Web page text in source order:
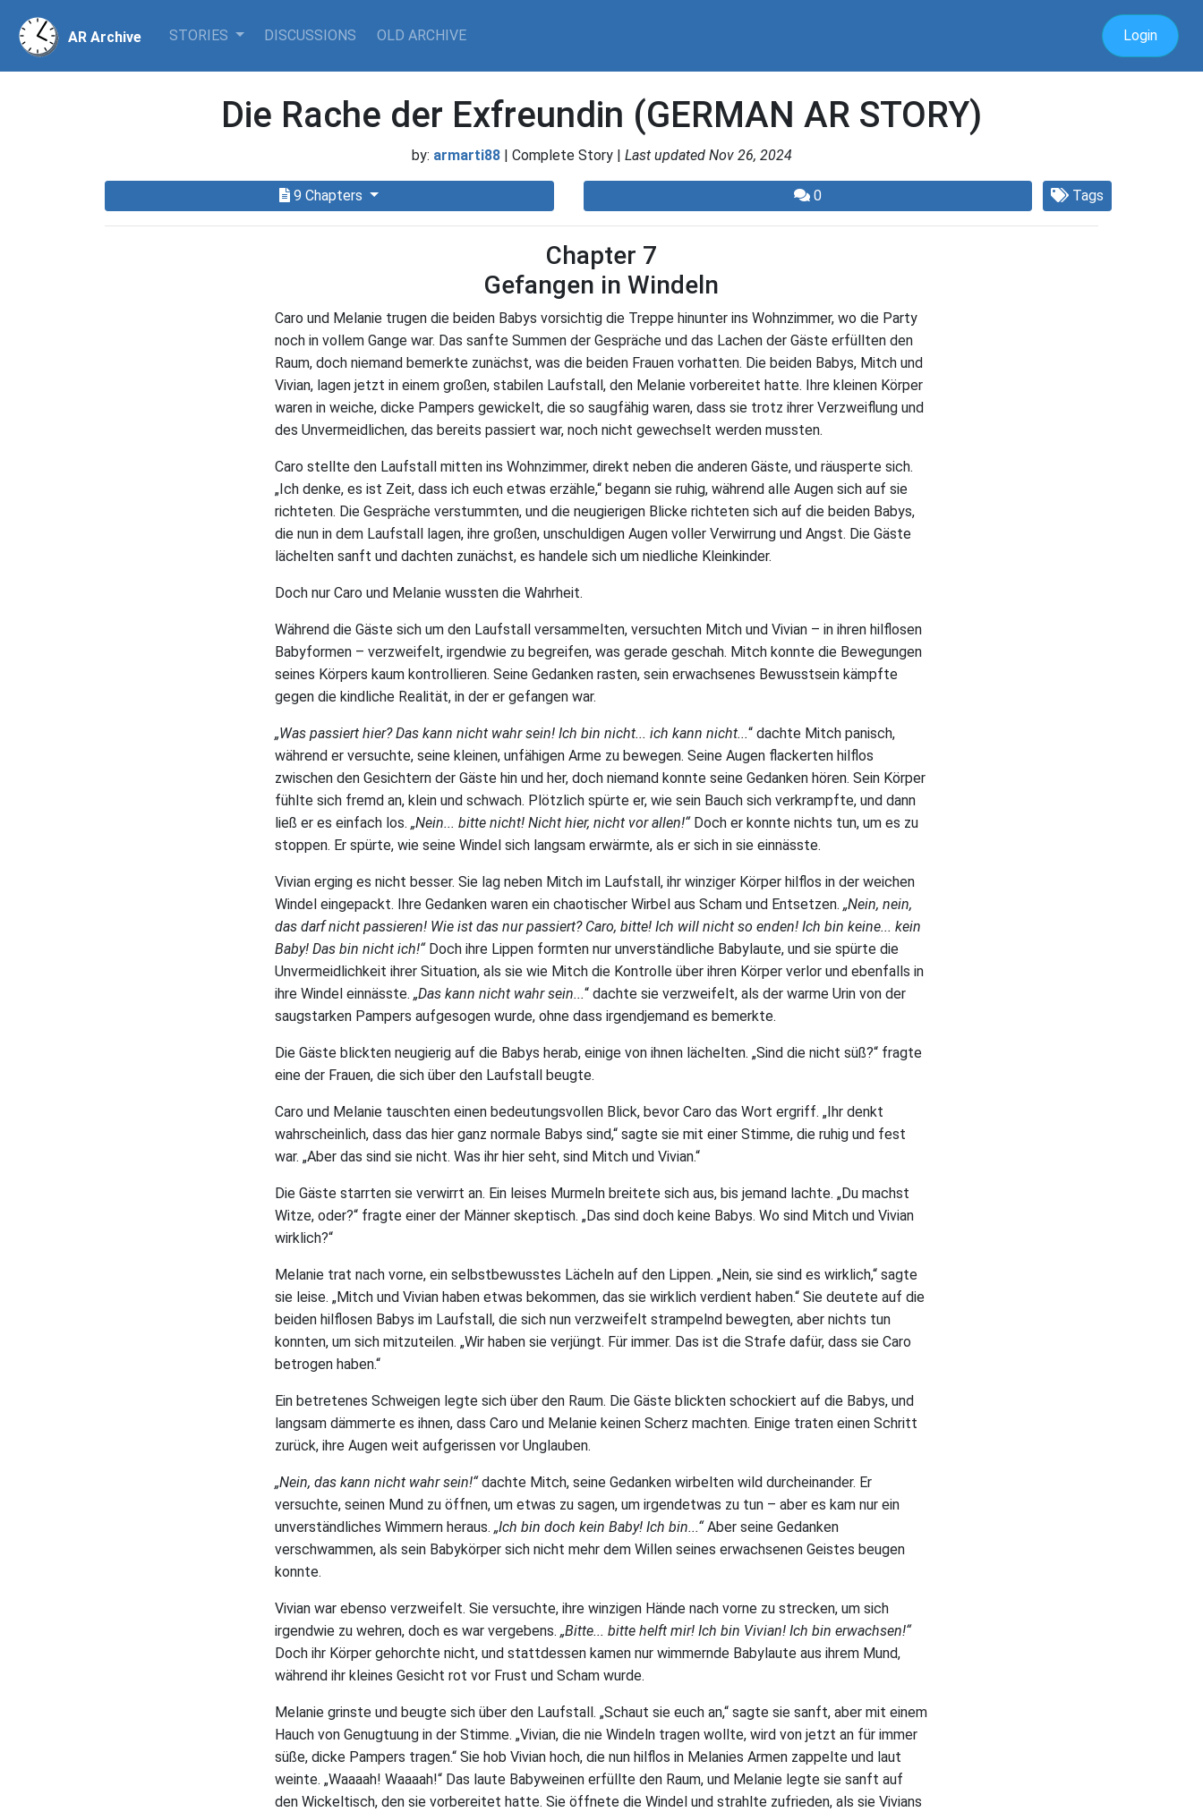
AR Archive STORIES DISCUSSIONS OLD ARCHIVE Login
Die Rache der Exfreundin (GERMAN AR STORY)
by: armarti88 | Complete Story | Last updated Nov 26, 2024
9 Chapters 0 Tags
Chapter 7
Gefangen in Windeln
Caro und Melanie trugen die beiden Babys vorsichtig die Treppe hinunter ins Wohnzimmer, wo die Party
noch in vollem Gange war. Das sanfte Summen der Gespräche und das Lachen der Gäste erfüllten den
Raum, doch niemand bemerkte zunächst, was die beiden Frauen vorhatten. Die beiden Babys, Mitch und
Vivian, lagen jetzt in einem großen, stabilen Laufstall, den Melanie vorbereitet hatte. Ihre kleinen Körper
waren in weiche, dicke Pampers gewickelt, die so saugfähig waren, dass sie trotz ihrer Verzweiflung und
des Unvermeidlichen, das bereits passiert war, noch nicht gewechselt werden mussten.
Caro stellte den Laufstall mitten ins Wohnzimmer, direkt neben die anderen Gäste, und räusperte sich.
„Ich denke, es ist Zeit, dass ich euch etwas erzähle,“ begann sie ruhig, während alle Augen sich auf sie
richteten. Die Gespräche verstummten, und die neugierigen Blicke richteten sich auf die beiden Babys,
die nun in dem Laufstall lagen, ihre großen, unschuldigen Augen voller Verwirrung und Angst. Die Gäste
lächelten sanft und dachten zunächst, es handele sich um niedliche Kleinkinder.
Doch nur Caro und Melanie wussten die Wahrheit.
Während die Gäste sich um den Laufstall versammelten, versuchten Mitch und Vivian – in ihren hilflosen
Babyformen – verzweifelt, irgendwie zu begreifen, was gerade geschah. Mitch konnte die Bewegungen
seines Körpers kaum kontrollieren. Seine Gedanken rasten, sein erwachsenes Bewusstsein kämpfte
gegen die kindliche Realität, in der er gefangen war.
„Was passiert hier? Das kann nicht wahr sein! Ich bin nicht... ich kann nicht...“ dachte Mitch panisch,
während er versuchte, seine kleinen, unfähigen Arme zu bewegen. Seine Augen flackerten hilflos
zwischen den Gesichtern der Gäste hin und her, doch niemand konnte seine Gedanken hören. Sein Körper
fühlte sich fremd an, klein und schwach. Plötzlich spürte er, wie sein Bauch sich verkrampfte, und dann
ließ er es einfach los. „Nein... bitte nicht! Nicht hier, nicht vor allen!“Doch er konnte nichts tun, um es zu
stoppen. Er spürte, wie seine Windel sich langsam erwärmte, als er sich in sie einnässte.
Vivian erging es nicht besser. Sie lag neben Mitch im Laufstall, ihr winziger Körper hilflos in der weichen
Windel eingepackt. Ihre Gedanken waren ein chaotischer Wirbel aus Scham und Entsetzen. „Nein, nein,
das darf nicht passieren! Wie ist das nur passiert? Caro, bitte! Ich will nicht so enden! Ich bin keine... kein
Baby! Das bin nicht ich!“Doch ihre Lippen formten nur unverständliche Babylaute, und sie spürte die
Unvermeidlichkeit ihrer Situation, als sie wie Mitch die Kontrolle über ihren Körper verlor und ebenfalls in
ihre Windel einnässte. „Das kann nicht wahr sein...“ dachte sie verzweifelt, als der warme Urin von der
saugstarken Pampers aufgesogen wurde, ohne dass irgendjemand es bemerkte.
Die Gäste blickten neugierig auf die Babys herab, einige von ihnen lächelten. „Sind die nicht süß?“ fragte
eine der Frauen, die sich über den Laufstall beugte.
Caro und Melanie tauschten einen bedeutungsvollen Blick, bevor Caro das Wort ergriff. „Ihr denkt
wahrscheinlich, dass das hier ganz normale Babys sind,“ sagte sie mit einer Stimme, die ruhig und fest
war. „Aber das sind sie nicht. Was ihr hier seht, sind Mitch und Vivian.“
Die Gäste starrten sie verwirrt an. Ein leises Murmeln breitete sich aus, bis jemand lachte. „Du machst
Witze, oder?“ fragte einer der Männer skeptisch. „Das sind doch keine Babys. Wo sind Mitch und Vivian
wirklich?“
Melanie trat nach vorne, ein selbstbewusstes Lächeln auf den Lippen. „Nein, sie sind es wirklich,“ sagte
sie leise. „Mitch und Vivian haben etwas bekommen, das sie wirklich verdient haben.“ Sie deutete auf die
beiden hilflosen Babys im Laufstall, die sich nun verzweifelt strampelnd bewegten, aber nichts tun
konnten, um sich mitzuteilen. „Wir haben sie verjüngt. Für immer. Das ist die Strafe dafür, dass sie Caro
betrogen haben.“
Ein betretenes Schweigen legte sich über den Raum. Die Gäste blickten schockiert auf die Babys, und
langsam dämmerte es ihnen, dass Caro und Melanie keinen Scherz machten. Einige traten einen Schritt
zurück, ihre Augen weit aufgerissen vor Unglauben.
„Nein, das kann nicht wahr sein!“dachte Mitch, seine Gedanken wirbelten wild durcheinander. Er
versuchte, seinen Mund zu öffnen, um etwas zu sagen, um irgendetwas zu tun – aber es kam nur ein
unverständliches Wimmern heraus. „Ich bin doch kein Baby! Ich bin...“Aber seine Gedanken
verschwammen, als sein Babykörper sich nicht mehr dem Willen seines erwachsenen Geistes beugen
konnte.
Vivian war ebenso verzweifelt. Sie versuchte, ihre winzigen Hände nach vorne zu strecken, um sich
irgendwie zu wehren, doch es war vergebens. „Bitte... bitte helft mir! Ich bin Vivian! Ich bin erwachsen!“
Doch ihr Körper gehorchte nicht, und stattdessen kamen nur wimmernde Babylaute aus ihrem Mund,
während ihr kleines Gesicht rot vor Frust und Scham wurde.
Melanie grinste und beugte sich über den Laufstall. „Schaut sie euch an,“ sagte sie sanft, aber mit einem
Hauch von Genugtuung in der Stimme. „Vivian, die nie Windeln tragen wollte, wird von jetzt an für immer
süße, dicke Pampers tragen.“ Sie hob Vivian hoch, die nun hilflos in Melanies Armen zappelte und laut
weinte. „Waaaah! Waaaah!“ Das laute Babyweinen erfüllte den Raum, und Melanie legte sie sanft auf
den Wickeltisch, den sie vorbereitet hatte. Sie öffnete die Windel und strahlte zufrieden, als sie Vivians